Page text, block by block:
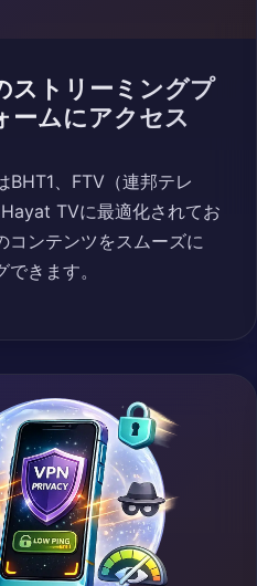
ストリーミングプ
ームにアクセス
BHT1、FTV（連邦テレ
Hayat TVに最適化されてお
コンテンツをスムーズに
きます。